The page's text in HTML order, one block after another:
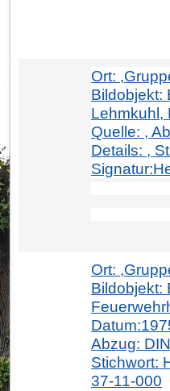
Ort:
Bildobjekt:
Lehmkuhl,
Quelle: ,
Details: ,
Ort:
Bildobjekt:
Abzug:
Stichwort:
37-11-000